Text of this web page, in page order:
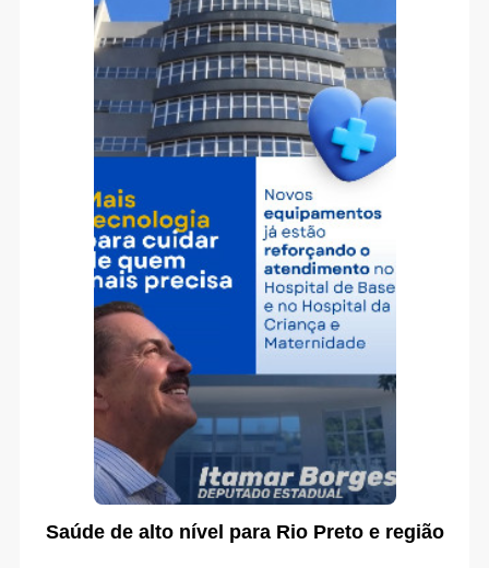
Saúde de alto nível para Rio Preto e região